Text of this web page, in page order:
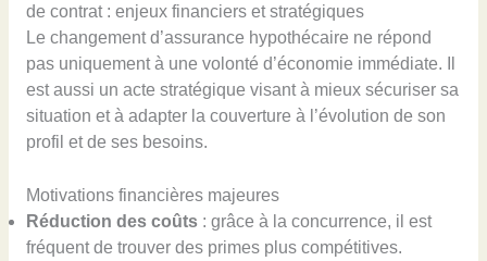
de contrat : enjeux financiers et stratégiques
Le changement d’assurance hypothécaire ne répond
pas uniquement à une volonté d’économie immédiate. Il
est aussi un acte stratégique visant à mieux sécuriser sa
situation et à adapter la couverture à l’évolution de son
profil et de ses besoins.
Motivations financières majeures
Réduction des coûts: grâce à la concurrence, il est
fréquent de trouver des primes plus compétitives.